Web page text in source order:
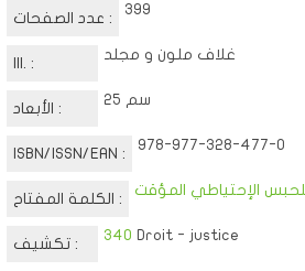
عدد الصفحات :
399
Ill. :
غلاف ملون و مجلد
الأبعاد :
25 سم
ISBN/ISSN/EAN :
978-977-328-477-0
الكلمة المفتاح :
الإحتياطي المؤقت
تكشيف :
340 Droit - justice